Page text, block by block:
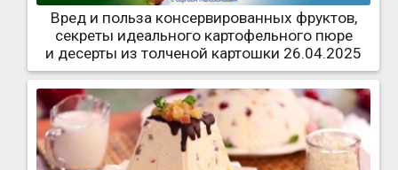
Вред и польза консервированных фруктов,
секреты идеального картофельного пюре
и десерты из толченой картошки 26.04.2025